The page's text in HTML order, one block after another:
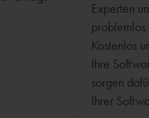
Experten
problemlos
Kostenlos
Ihre
sorgen
Ihrer